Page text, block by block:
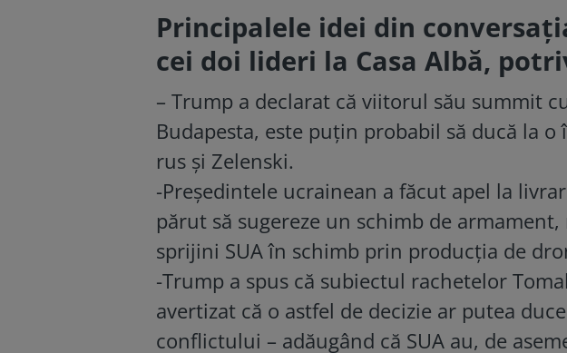
Principalele idei din
cei doi lideri la Casa Albă,
– Trump a declarat că viitorul său summit
Budapesta, este puțin probabil să ducă la
rus și Zelenski.
-Președintele ucrainean a făcut apel la
părut să sugereze un schimb de
sprijini SUA în schimb prin producția de
-Trump a spus că subiectul rachetelor
avertizat că o astfel de decizie ar putea
conflictului – adăugând că SUA au, de